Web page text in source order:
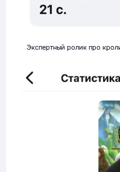
Экспертный ролик про